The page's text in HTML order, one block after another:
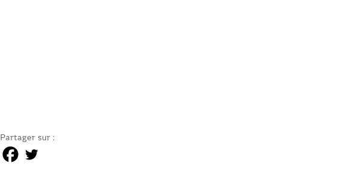
Partager sur :